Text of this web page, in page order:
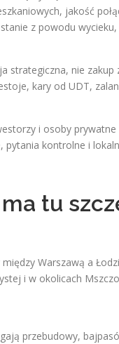
jakość
z powodu
strategiczna, nie zakup
kary od UDT,
i osoby
kontrolne i
tu
Warszawą a
i w okolicach
przebudowy,